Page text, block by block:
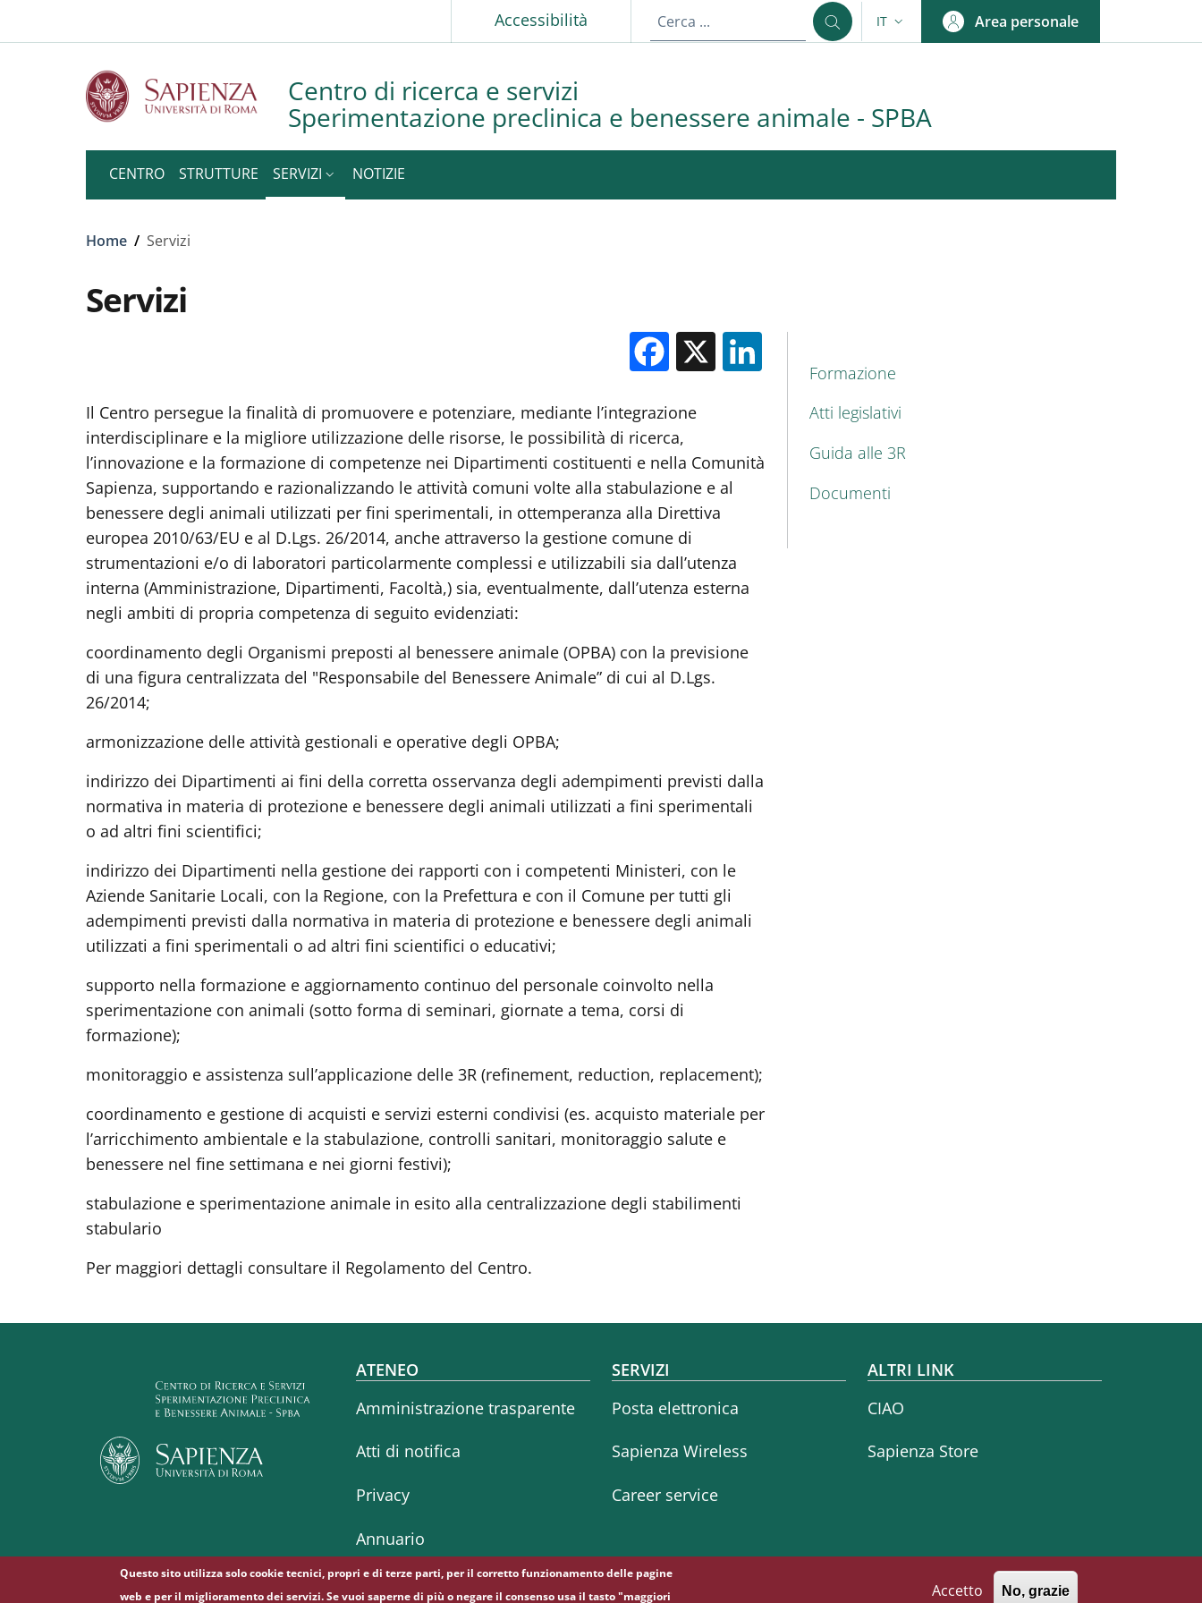
Accessibilità SELETTORE LINGUA: CURRENT LANGUAGE
IT Area personale
Centro di ricerca e servizi
Sperimentazione preclinica e benessere animale - SPBA
CENTRO STRUTTURE SERVIZI NOTIZIE
Briciole di pane
Home / Servizi
Servizi
Facebook
X
Il Centro persegue la finalità di promuovere e potenziare, mediante l’integrazione
interdisciplinare e la migliore utilizzazione delle risorse, le possibilità di ricerca,
l’innovazione e la formazione di competenze nei Dipartimenti costituenti e nella Comunità
Sapienza, supportando e razionalizzando le attività comuni volte alla stabulazione e al
benessere degli animali utilizzati per fini sperimentali, in ottemperanza alla Direttiva
europea 2010/63/EU e al D.Lgs. 26/2014, anche attraverso la gestione comune di
strumentazioni e/o di laboratori particolarmente complessi e utilizzabili sia dall’utenza
interna (Amministrazione, Dipartimenti, Facoltà,) sia, eventualmente, dall’utenza esterna
negli ambiti di propria competenza di seguito evidenziati:
coordinamento degli Organismi preposti al benessere animale (OPBA) con la previsione
di una figura centralizzata del "Responsabile del Benessere Animale” di cui al D.Lgs.
26/2014;
armonizzazione delle attività gestionali e operative degli OPBA;
indirizzo dei Dipartimenti ai fini della corretta osservanza degli adempimenti previsti dalla
normativa in materia di protezione e benessere degli animali utilizzati a fini sperimentali
o ad altri fini scientifici;
indirizzo dei Dipartimenti nella gestione dei rapporti con i competenti Ministeri, con le
Aziende Sanitarie Locali, con la Regione, con la Prefettura e con il Comune per tutti gli
adempimenti previsti dalla normativa in materia di protezione e benessere degli animali
utilizzati a fini sperimentali o ad altri fini scientifici o educativi;
supporto nella formazione e aggiornamento continuo del personale coinvolto nella
sperimentazione con animali (sotto forma di seminari, giornate a tema, corsi di
formazione);
monitoraggio e assistenza sull’applicazione delle 3R (refinement, reduction, replacement);
coordinamento e gestione di acquisti e servizi esterni condivisi (es. acquisto materiale per
l’arricchimento ambientale e la stabulazione, controlli sanitari, monitoraggio salute e
benessere nel fine settimana e nei giorni festivi);
stabulazione e sperimentazione animale in esito alla centralizzazione degli stabilimenti
stabulario
Per maggiori dettagli consultare il Regolamento del Centro.
MENU CEV SECOND NAVIGATION
Formazione
Atti legislativi
Guida alle 3R
Documenti
Footer menu
ATENEO
Amministrazione trasparente
Atti di notifica
Privacy
Annuario
SERVIZI
Posta elettronica
Sapienza Wireless
Career service
ALTRI LINK
CIAO
Sapienza Store
Questo sito utilizza solo cookie tecnici, propri e di terze parti, per il corretto funzionamento delle pagine
web e per il miglioramento dei servizi. Se vuoi saperne di più o negare il consenso usa il tasto "maggiori
Accetto No, grazie